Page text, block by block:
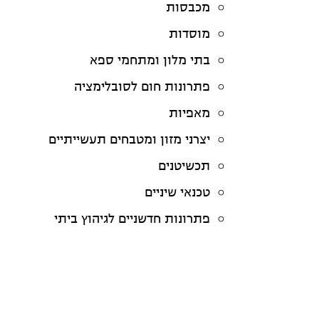
מכבסות
מוסדות
בתי מלון ומתחמי ספא
פתרונות חום לסובלימציה
מאפיות
יצרני מזון ומטבחים תעשייתיים
תכשיטנים
טכנאי שיניים
פתרונות חדשניים לגיהוץ ביתי